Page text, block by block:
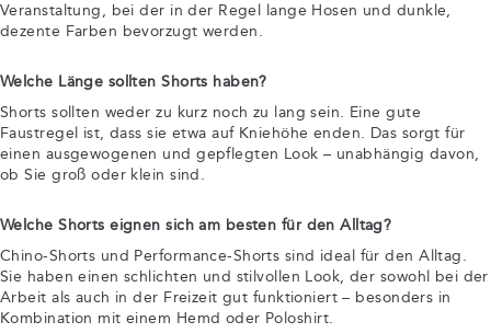
Veranstaltung, bei der in der Regel lange Hosen und dunkle,
dezente Farben bevorzugt werden.
Welche Länge sollten Shorts haben?
Shorts sollten weder zu kurz noch zu lang sein. Eine gute
Faustregel ist, dass sie etwa auf Kniehöhe enden. Das sorgt für
einen ausgewogenen und gepflegten Look – unabhängig davon,
ob Sie groß oder klein sind.
Welche Shorts eignen sich am besten für den Alltag?
Chino-Shorts und Performance-Shorts sind ideal für den Alltag.
Sie haben einen schlichten und stilvollen Look, der sowohl bei der
Arbeit als auch in der Freizeit gut funktioniert – besonders in
Kombination mit einem Hemd oder Poloshirt.